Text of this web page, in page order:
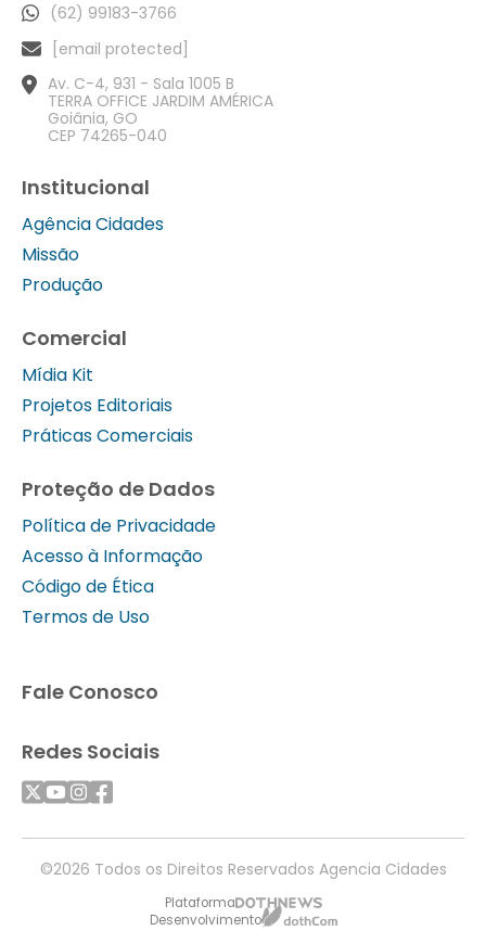
(62) 99183-3766
[email protected]
Av. C-4, 931 - Sala 1005 B
TERRA OFFICE JARDIM AMÉRICA
Goiânia, GO
CEP 74265-040
Institucional
Agência Cidades
Missão
Produção
Comercial
Mídia Kit
Projetos Editoriais
Práticas Comerciais
Proteção de Dados
Política de Privacidade
Acesso à Informação
Código de Ética
Termos de Uso
Fale Conosco
Redes Sociais
©2026 Todos os Direitos Reservados Agencia Cidades
Plataforma
Desenvolvimento